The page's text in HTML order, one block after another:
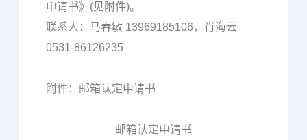
申请书》(见附件)。
联系人：马春敏 13969185106，肖海云
0531-86126235
附件：邮箱认定申请书
邮箱认定申请书